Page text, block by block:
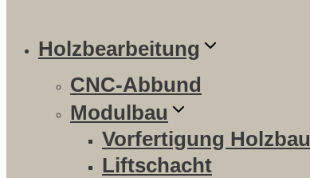
Holzbearbeitung
CNC-Abbund
Modulbau
Vorfertigung Holzbau
Liftschacht